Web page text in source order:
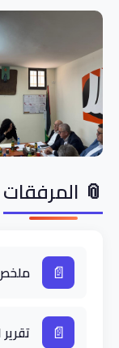
📎 المرفقات
📄 ملخص
📄